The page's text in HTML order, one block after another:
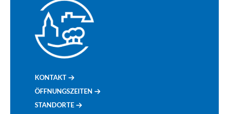
KONTAKT
ÖFFNUNGSZEITEN
STANDORTE